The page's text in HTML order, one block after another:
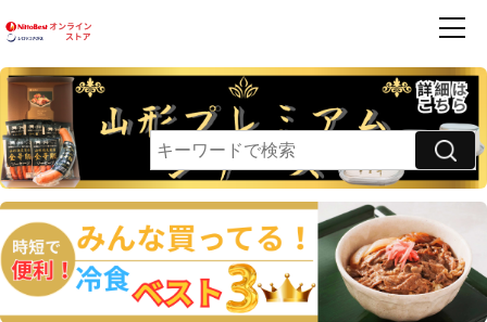
卵乳小麦 不使用 お買得品